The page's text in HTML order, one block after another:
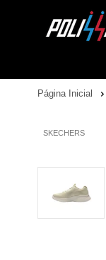
Página Inicial
SKECHERS